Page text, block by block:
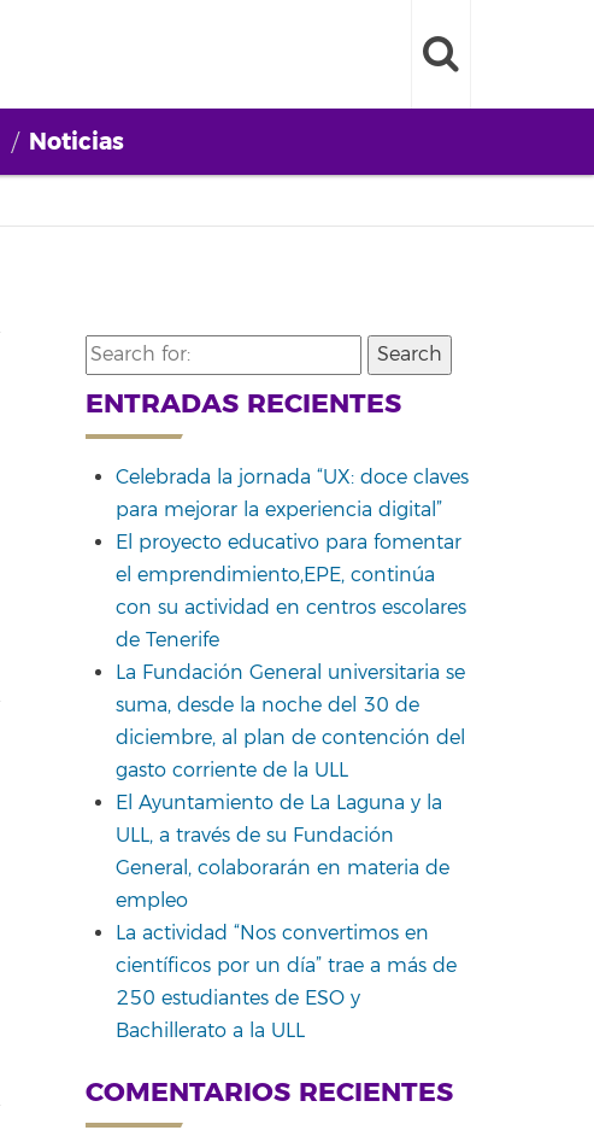
Noticias
Search
for:
ENTRADAS RECIENTES
Celebrada la jornada “UX: doce claves
para mejorar la experiencia digital”
El proyecto educativo para fomentar
el emprendimiento,EPE, continúa
con su actividad en centros escolares
de Tenerife
La Fundación General universitaria se
suma, desde la noche del 30 de
diciembre, al plan de contención del
gasto corriente de la ULL
El Ayuntamiento de La Laguna y la
ULL, a través de su Fundación
General, colaborarán en materia de
empleo
La actividad “Nos convertimos en
científicos por un día” trae a más de
250 estudiantes de ESO y
Bachillerato a la ULL
COMENTARIOS RECIENTES